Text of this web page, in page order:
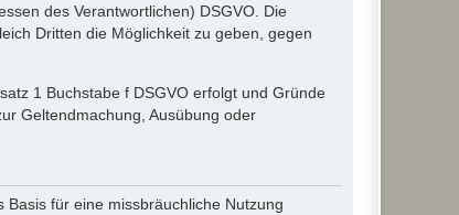
des Verantwortlichen) DSGVO. Die
Dritten die Möglichkeit zu geben, gegen
1 Buchstabe f DSGVO erfolgt und Gründe
Geltendmachung, Ausübung oder
für eine missbräuchliche Nutzung